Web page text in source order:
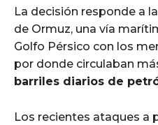
La decisión responde a
de Ormuz, una vía
Golfo Pérsico con los
por donde circulaban
barriles diarios de
Los recientes ataques a